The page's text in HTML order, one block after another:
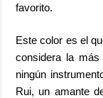
favorito.
Este color es el
considera la
ningún
Rui, un amante